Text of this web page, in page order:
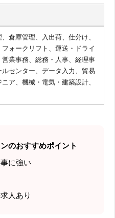
倉庫管理、入出荷、仕分け、
ォークリフト、運送・ドライ
業事務、総務・人事、経理事
センター、データ入力、貿易
ア、機械・電気・建築設計、
のおすすめポイント
に強い
人あり